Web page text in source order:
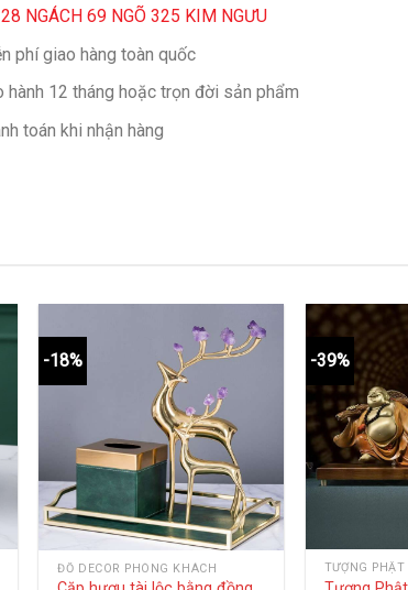
NGÁCH 69 NGÕ 325 KIM NGƯU
phí giao hàng toàn quốc
hành 12 tháng hoặc trọn đời sản phẩm
toán khi nhận hàng
-18%
ĐỒ DECOR PHÒNG KHÁCH
-39%
TƯỢNG PHẬT